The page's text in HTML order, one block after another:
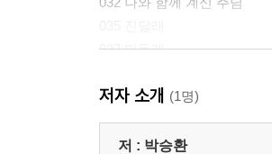
037 민들레
041 밭갈이
043 나로
046 십자가 앞에서
저자 소개 (1명)
저 : 박승환